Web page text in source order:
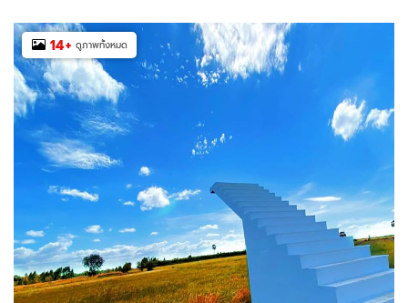
14+ ดูภาพทั้งหมด